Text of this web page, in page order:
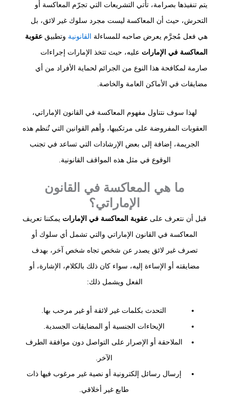
يتم تنفيذها بصرامة، تأتي التشريعات التي تجرّم المعاكسة أو
التحرش، حيث أن المعاكسة ليست مجرد سلوك غير لائق، بل
هي فعل مُجرَّم يعرض صاحبه للمساءلة القانونية وتطبيقعقوبة
المعاكسة في الإمارات عليه، حيث تتخذ الإمارات إجراءات
صارمة لمكافحة هذا النوع من الجرائم لحماية الأفراد من أي
مضايقات في الأماكن العامة والخاصة.
لهذا سوف نتناول مفهوم المعاكسة في القانون الإماراتي،
العقوبات المفروضة على مرتكبيها، وأهم القوانين التي تُنظم هذه
الجريمة، إضافة إلى بعض الإرشادات التي تساعد في تجنب
الوقوع في مثل هذه المواقف القانونية.
ما هي المعاكسة في القانون
الإماراتي؟
قبل أن نتعرف على عقوبة المعاكسة في الإمارات يمكننا تعريف
المعاكسة في القانون الإماراتي والتي تشمل أي سلوك أو
تصرف غير لائق يصدر عن شخص تجاه شخص آخر، بهدف
مضايقته أو الإساءة إليه، سواء كان ذلك بالكلام، الإشارة، أو
الفعل ويشمل ذلك:
التحدث بكلمات غير لائقة أو غير مرحب بها.
الإيحاءات الجنسية أو المضايقات الجسدية.
الملاحقة أو الإصرار على التواصل دون موافقة الطرف
الآخر.
إرسال رسائل إلكترونية أو نصية غير مرغوب فيها ذات
طابع غير أخلاقي.